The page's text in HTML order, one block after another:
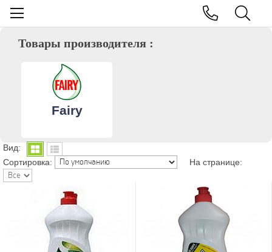
Товары производителя :
Fairy
Вид:
Сортировка:
На странице: